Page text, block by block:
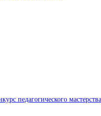
педагогического мастерства